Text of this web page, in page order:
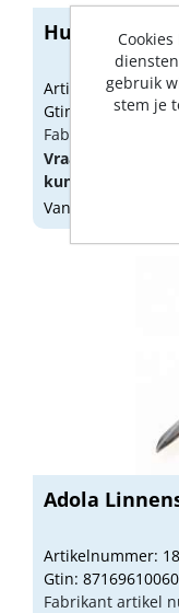
Artikelnummer:
Gtin:
Fabrikant artikel
Vraag een
kunnen zien.
Vandaag besteld,
Adola
Artikelnummer:
Gtin:
Fabrikant artikel
gebruik
stem je